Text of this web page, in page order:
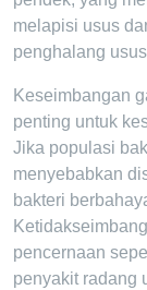
melapisi usus
penghalang
Keseimbangan
penting untuk
Jika populasi
menyebabkan
bakteri
pencernaan
penyakit radang